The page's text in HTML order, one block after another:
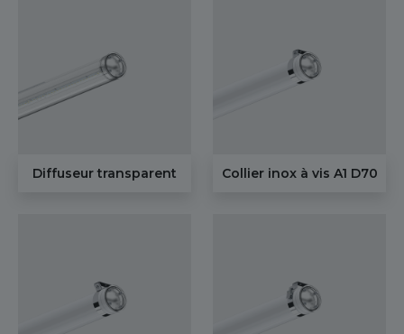
Diffuseur transparent Collier inox à vis A1 D70